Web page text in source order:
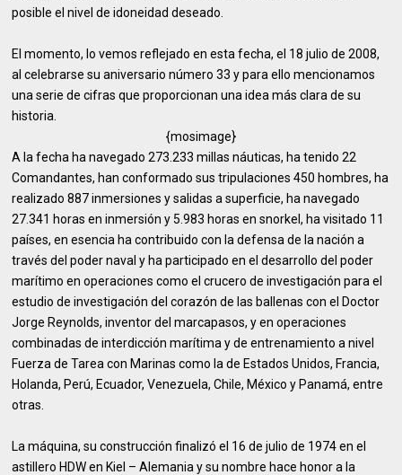
posible el nivel de idoneidad deseado.
El momento, lo vemos reflejado en esta fecha, el 18 julio de 2008,
al celebrarse su aniversario número 33 y para ello mencionamos
una serie de cifras que proporcionan una idea más clara de su
historia.
{mosimage}
A la fecha ha navegado 273.233 millas náuticas, ha tenido 22
Comandantes, han conformado sus tripulaciones 450 hombres, ha
realizado 887 inmersiones y salidas a superficie, ha navegado
27.341 horas en inmersión y 5.983 horas en snorkel, ha visitado 11
países, en esencia ha contribuido con la defensa de la nación a
través del poder naval y ha participado en el desarrollo del poder
marítimo en operaciones como el crucero de investigación para el
estudio de investigación del corazón de las ballenas con el Doctor
Jorge Reynolds, inventor del marcapasos, y en operaciones
combinadas de interdicción marítima y de entrenamiento a nivel
Fuerza de Tarea con Marinas como la de Estados Unidos, Francia,
Holanda, Perú, Ecuador, Venezuela, Chile, México y Panamá, entre
otras.
La máquina, su construcción finalizó el 16 de julio de 1974 en el
astillero HDW en Kiel – Alemania y su nombre hace honor a la